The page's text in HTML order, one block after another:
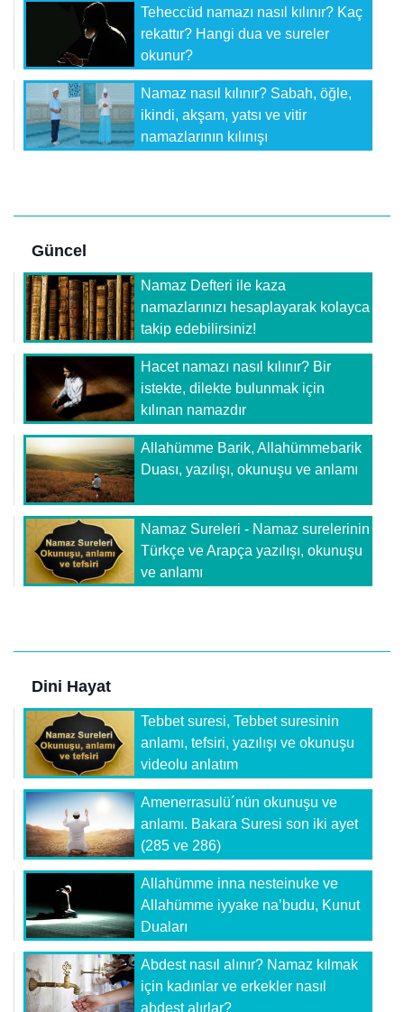
Teheccüd namazı nasıl kılınır? Kaç
rekattır? Hangi dua ve sureler
okunur?
Namaz nasıl kılınır? Sabah, öğle,
ikindi, akşam, yatsı ve vitir
namazlarının kılınışı
Güncel
Namaz Defteri ile kaza
namazlarınızı hesaplayarak kolayca
takip edebilirsiniz!
Hacet namazı nasıl kılınır? Bir
istekte, dilekte bulunmak için
kılınan namazdır
Allahümme Barik, Allahümmebarik
Duası, yazılışı, okunuşu ve anlamı
Namaz Sureleri - Namaz surelerinin
Türkçe ve Arapça yazılışı, okunuşu
ve anlamı
Dini Hayat
Tebbet suresi, Tebbet suresinin
anlamı, tefsiri, yazılışı ve okunuşu
videolu anlatım
Amenerrasulü´nün okunuşu ve
anlamı. Bakara Suresi son iki ayet
(285 ve 286)
Allahümme inna nesteinuke ve
Allahümme iyyake na’budu, Kunut
Duaları
Abdest nasıl alınır? Namaz kılmak
için kadınlar ve erkekler nasıl
abdest alırlar?